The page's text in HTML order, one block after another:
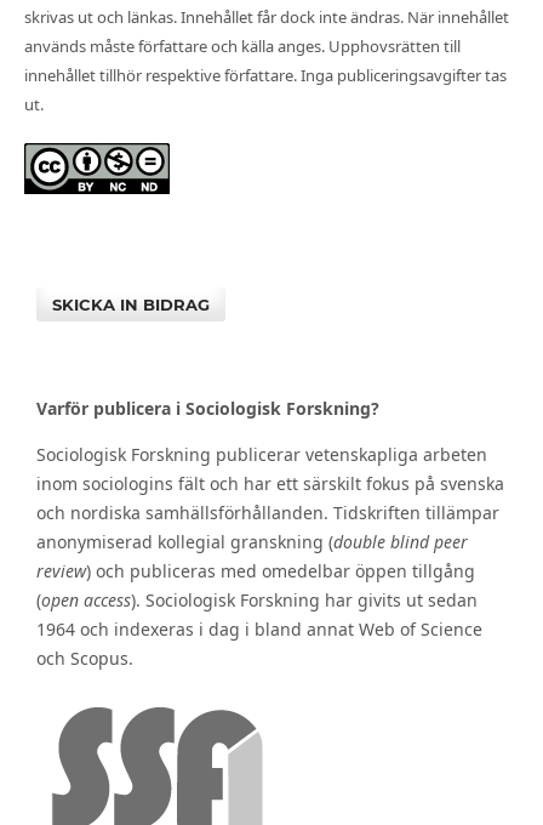
skrivas ut och länkas. Innehållet får dock inte ändras. När innehållet
används måste författare och källa anges. Upphovsrätten till
innehållet tillhör respektive författare. Inga publiceringsavgifter tas
ut.
SKICKA IN BIDRAG
Varför publicera i Sociologisk Forskning?
Sociologisk Forskning publicerar vetenskapliga arbeten
inom sociologins fält och har ett särskilt fokus på svenska
och nordiska samhällsförhållanden. Tidskriften tillämpar
anonymiserad kollegial granskning (double blind peer
review) och publiceras med omedelbar öppen tillgång
(open access). Sociologisk Forskning har givits ut sedan
1964 och indexeras i dag i bland annat Web of Science
och Scopus.